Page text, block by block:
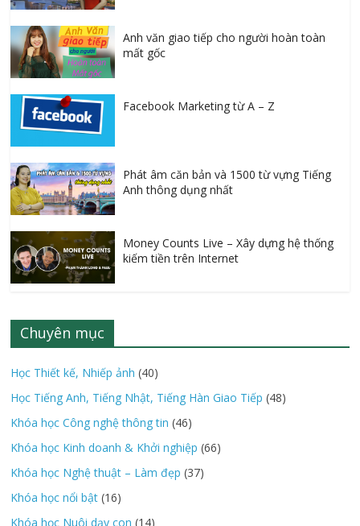
Anh văn giao tiếp cho người hoàn toàn
mất gốc
Facebook Marketing từ A – Z
Phát âm căn bản và 1500 từ vựng Tiếng
Anh thông dụng nhất
Money Counts Live – Xây dựng hệ thống
kiếm tiền trên Internet
Chuyên mục
Học Thiết kế, Nhiếp ảnh (40)
Học Tiếng Anh, Tiếng Nhật, Tiếng Hàn Giao Tiếp (48)
Khóa học Công nghệ thông tin (46)
Khóa học Kinh doanh & Khởi nghiệp (66)
Khóa học Nghệ thuật – Làm đẹp (37)
Khóa học nổi bật (16)
Khóa học Nuôi dạy con (14)